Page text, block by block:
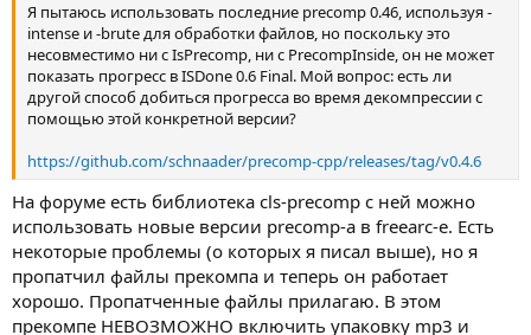
Я пытаюсь использовать последние precomp 0.46, используя -
intense и -brute для обработки файлов, но поскольку это
несовместимо ни с IsPrecomp, ни с PrecompInside, он не может
показать прогресс в ISDone 0.6 Final. Мой вопрос: есть ли
другой способ добиться прогресса во время декомпрессии с
помощью этой конкретной версии?
https://github.com/schnaader/precomp-cpp/releases/tag/v0.4.6
На форуме есть библиотека cls-precomp с ней можно
использовать новые версии precomp-a в freearc-е. Есть
некоторые проблемы (о которых я писал выше), но я
пропатчил файлы прекомпа и теперь он работает
хорошо. Пропатченные файлы прилагаю. В этом
прекомпе НЕВОЗМОЖНО включить упаковку mp3 и